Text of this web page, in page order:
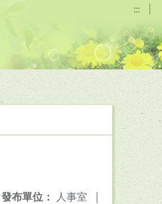
:::
發布單位： 人事室 |